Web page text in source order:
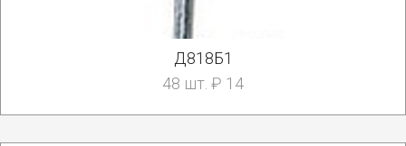
Д818Б1
48 шт. ₽ 14